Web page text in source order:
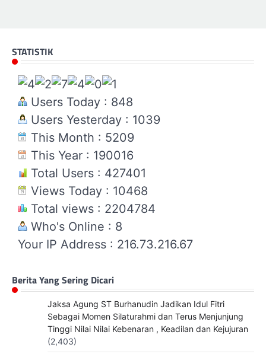
STATISTIK
Users Today : 848
Users Yesterday : 1039
This Month : 5209
This Year : 190016
Total Users : 427401
Views Today : 10468
Total views : 2204784
Who's Online : 8
Your IP Address : 216.73.216.67
Berita Yang Sering Dicari
Jaksa Agung ST Burhanudin Jadikan Idul Fitri
Sebagai Momen Silaturahmi dan Terus Menjunjung
Tinggi Nilai Nilai Kebenaran , Keadilan dan Kejujuran
(2,403)